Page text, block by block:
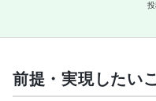
前提・実現したい